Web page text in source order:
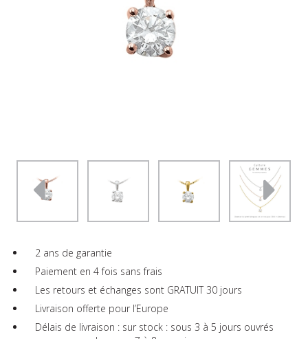
2 ans de garantie
Paiement en 4 fois sans frais
Les retours et échanges sont GRATUIT 30 jours
Livraison offerte pour l’Europe
Délais de livraison : sur stock : sous 3 à 5 jours ouvrés